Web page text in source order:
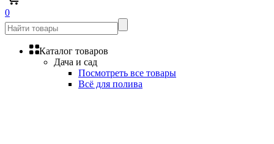
0
Каталог товаров
Дача и сад
Посмотреть все товары
Всё для полива